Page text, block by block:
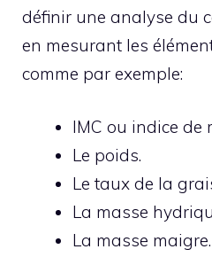
définir une analyse du
en mesurant les
comme par exemple:
IMC ou indice de
Le poids.
Le taux de la
La masse
La masse maigre.